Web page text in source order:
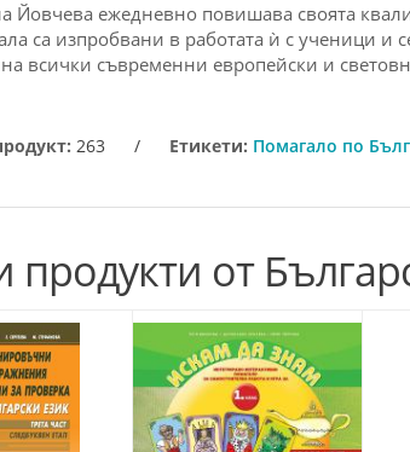
Йовчева ежедневно повишава своята
са изпробвани в работата ѝ с ученици и
всички съвременни европейски и
263 / Етикети: Помагало по
продукти от